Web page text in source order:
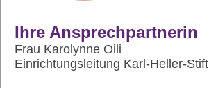
Ihre Ansprechpartnerin
Frau Karolynne Oili
Einrichtungsleitung Karl-Heller-Stift